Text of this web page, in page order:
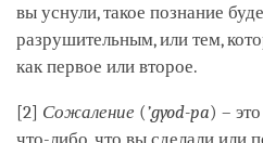
вы уснули, такое познание
разрушительным, или тем,
как первое или второе.
[2] Сожаление (’gyod-pa) –